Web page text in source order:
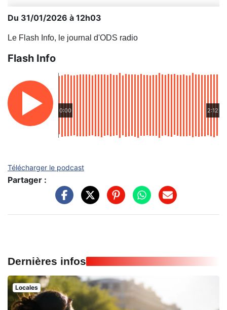
Du 31/01/2026 à 12h03
Le Flash Info, le journal d'ODS radio
Flash Info
0:00 2:12
Télécharger le podcast
Partager :
Dernières infos
Locales